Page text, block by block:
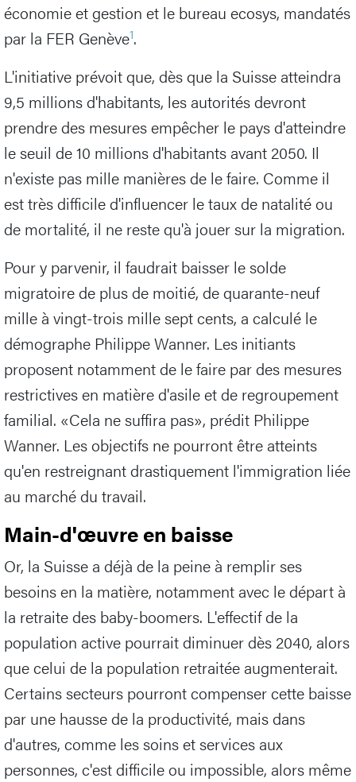
économie et gestion et le bureau ecosys, mandatés
par la FER Genève1.
L'initiative prévoit que, dès que la Suisse atteindra
9,5 millions d'habitants, les autorités devront
prendre des mesures empêcher le pays d'atteindre
le seuil de 10 millions d'habitants avant 2050. Il
n'existe pas mille manières de le faire. Comme il
est très difficile d'influencer le taux de natalité ou
de mortalité, il ne reste qu'à jouer sur la migration.
Pour y parvenir, il faudrait baisser le solde
migratoire de plus de moitié, de quarante-neuf
mille à vingt-trois mille sept cents, a calculé le
démographe Philippe Wanner. Les initiants
proposent notamment de le faire par des mesures
restrictives en matière d'asile et de regroupement
familial. «Cela ne suffira pas», prédit Philippe
Wanner. Les objectifs ne pourront être atteints
qu'en restreignant drastiquement l'immigration liée
au marché du travail.
Main-d'œuvre en baisse
Or, la Suisse a déjà de la peine à remplir ses
besoins en la matière, notamment avec le départ à
la retraite des baby-boomers. L'effectif de la
population active pourrait diminuer dès 2040, alors
que celui de la population retraitée augmenterait.
Certains secteurs pourront compenser cette baisse
par une hausse de la productivité, mais dans
d'autres, comme les soins et services aux
personnes, c'est difficile ou impossible, alors même